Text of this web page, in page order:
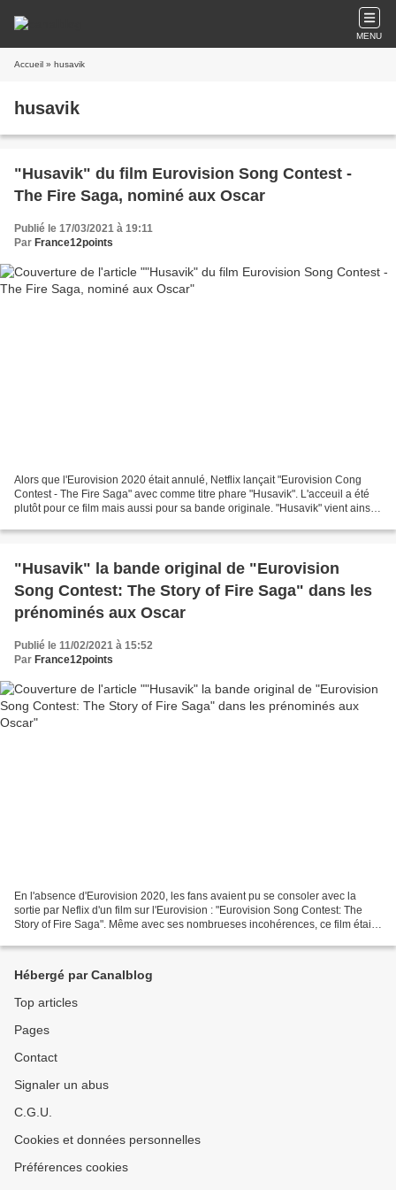
MENU
Accueil » husavik
husavik
"Husavik" du film Eurovision Song Contest -
The Fire Saga, nominé aux Oscar
Publié le 17/03/2021 à 19:11
Par France12points
Alors que l'Eurovision 2020 était annulé, Netflix lançait "Eurovision Cong
Contest - The Fire Saga" avec comme titre phare "Husavik". L'acceuil a été
plutôt pour ce film mais aussi pour sa bande originale. "Husavik" vient ainsi
"Husavik" la bande original de "Eurovision
Song Contest: The Story of Fire Saga" dans les
prénominés aux Oscar
Publié le 11/02/2021 à 15:52
Par France12points
En l'absence d'Eurovision 2020, les fans avaient pu se consoler avec la
sortie par Neflix d'un film sur l'Eurovision : "Eurovision Song Contest: The
Story of Fire Saga". Même avec ses nombrueses incohérences, ce film était
Hébergé par Canalblog
Top articles
Pages
Contact
Signaler un abus
C.G.U.
Cookies et données personnelles
Préférences cookies